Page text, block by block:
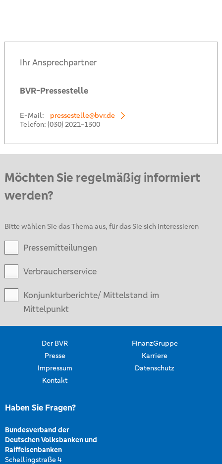
Ihr Ansprechpartner
BVR-Pressestelle
E-Mail:
pressestelle@bvr.de
Telefon: (030) 2021-1300
Möchten Sie regelmäßig informiert
werden?
Bitte wählen Sie das Thema aus, für das Sie sich interessieren
Pressemitteilungen
Verbraucherservice
Konjunkturberichte/ Mittelstand im
Mittelpunkt
Der BVR
FinanzGruppe
Presse
Karriere
Impressum
Datenschutz
Kontakt
Haben Sie Fragen?
Bundesverband der
Deutschen Volksbanken und
Raiffeisenbanken
Schellingstraße 4